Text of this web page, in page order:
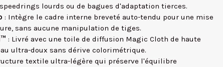
lourds ou de bagues d'adaptation tierces.
: Intègre le cadre interne breveté auto-tendu pour une mise
sans aucune manipulation de tiges.
: Livré avec une toile de diffusion Magic Cloth de haute
ultra-doux sans dérive colorimétrique.
textile ultra-légère qui préserve l'équilibre